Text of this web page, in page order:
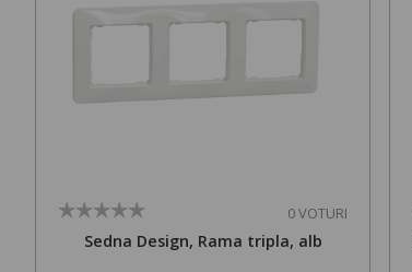
0 VOTURI
Sedna Design, Rama tripla, alb